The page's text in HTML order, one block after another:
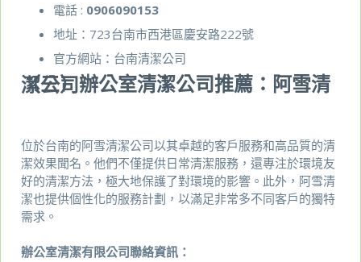
電話 : 0906090153
地址：723台南市西港區慶安路222號
官方網站： 台南清潔公司
（三）辦公室清潔公司推薦：阿雪清潔公司
位於台南的阿雪清潔公司以其卓越的客戶服務和高品質的清
潔效果聞名。他們不僅提供日常清潔服務，還專注於環境友
好的清潔方法，極大地保護了對環境的影響。此外，阿雪清
潔也提供個性化的服務計劃，以滿足非常多不同客戶的獨特
需求。
辦公室清潔有限公司聯絡資訊：